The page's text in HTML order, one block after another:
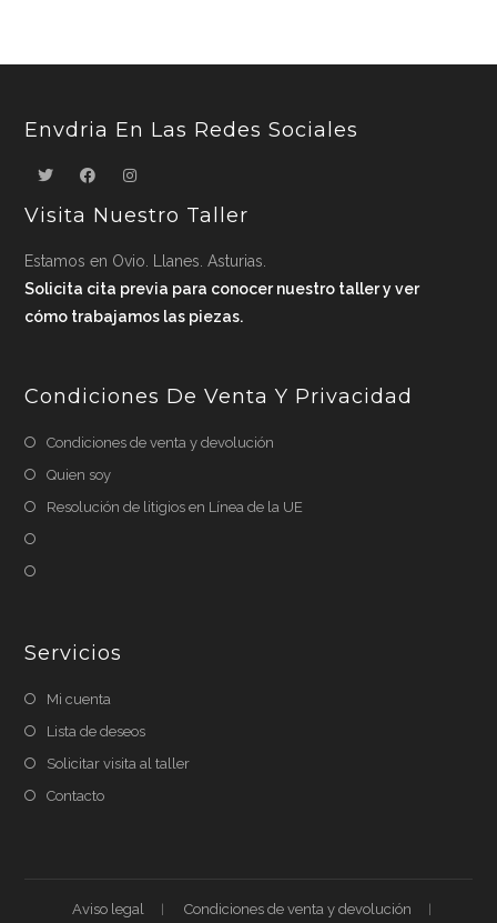
Envdria En Las Redes Sociales
Visita Nuestro Taller
Estamos en Ovio. Llanes. Asturias.
Solicita cita previa para conocer nuestro taller y ver
cómo trabajamos las piezas.
Condiciones De Venta Y Privacidad
Condiciones de venta y devolución
Quien soy
Resolución de litigios en Línea de la UE
Servicios
Mi cuenta
Lista de deseos
Solicitar visita al taller
Contacto
Aviso legal Condiciones de venta y devolución